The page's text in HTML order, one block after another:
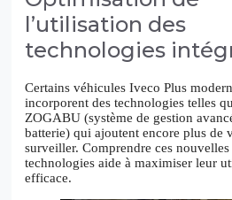
l’utilisation des
technologies
Certains véhicules Iveco Plus
incorporent des technologies telles
ZOGABU (système de gestion
batterie) qui ajoutent encore plus de
surveiller. Comprendre ces nouvelles
technologies aide à maximiser leur
efficace.